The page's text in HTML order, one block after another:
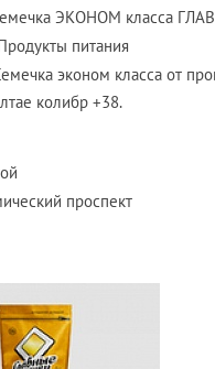
ЭКОНОМ класса
питания
эконом класса от
колибр +38.
проспект